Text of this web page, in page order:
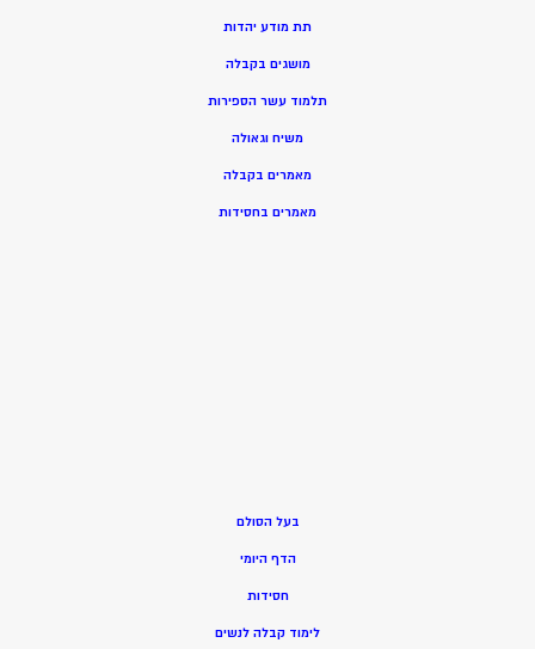
תת מודע יהדות
מושגים בקבלה
תלמוד עשר הספירות
משיח וגאולה
מאמרים בקבלה
מאמרים בחסידות
בעל הסולם
הדף היומי
חסידות
לימוד קבלה לנשים